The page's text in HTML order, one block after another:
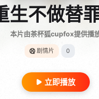
生不做替
本片由茶杯狐cupfox提供播
剧情片 0
立即播放